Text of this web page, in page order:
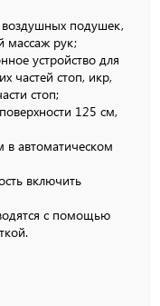
подушек,
массаж рук;
устройство для
частей стоп, икр,
стоп;
125 см,
в автоматическом
включить
с помощью